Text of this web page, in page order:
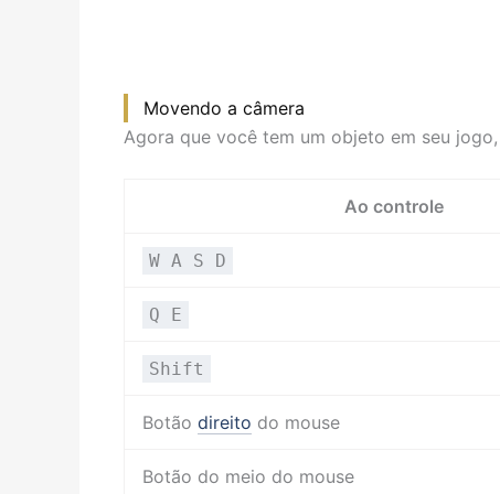
Movendo a câmera
Agora que você tem um objeto em seu
Ao controle
W A S D
Q E
Shift
Botão direito do mouse
Botão do meio do mouse